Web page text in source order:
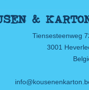
&
Tiensesteenweg
3001